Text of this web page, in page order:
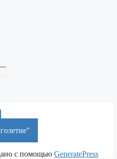
с помощью GeneratePress